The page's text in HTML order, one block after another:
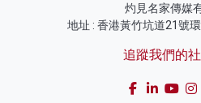
灼見名家傳媒
地址 : 香港黃竹坑道21號
追蹤我們的